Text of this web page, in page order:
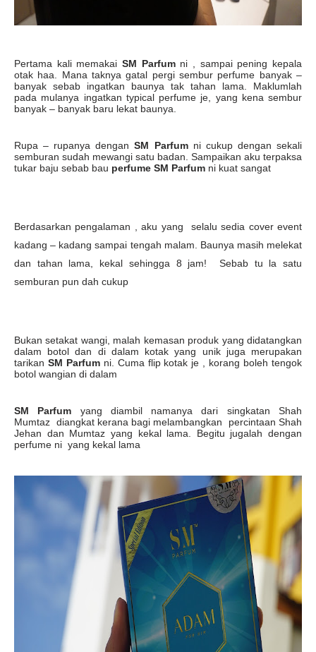
Pertama kali memakai SM Parfumni , sampai pening kepala
otak haa. Mana taknya gatal pergi sembur perfume banyak –
banyak sebab ingatkan baunya tak tahan lama. Maklumlah
pada mulanya ingatkan typical perfume je, yang kena sembur
banyak – banyak baru lekat baunya.
Rupa – rupanya denganSM Parfum ni cukup dengan sekali
semburan sudah mewangi satu badan. Sampaikan aku terpaksa
tukar baju sebab bau perfume SM Parfum ni kuat sangat
Berdasarkan pengalaman , aku yang
selalu sedia cover event
kadang – kadang sampai tengah malam. Baunya masih melekat
dan tahan lama, kekal sehingga 8 jam!
Sebab tu la satu
semburan pun dah cukup
Bukan setakat wangi, malah kemasan produk yang didatangkan
dalam botol dan di dalam kotak yang unik juga merupakan
tarikan SM Parfum ni. Cuma flip kotak je , korang boleh tengok
botol wangian di dalam
SM Parfum yang diambil namanya dari singkatan Shah
Mumtaz diangkat kerana bagi melambangkan percintaan Shah
Jehan dan Mumtaz yang kekal lama. Begitu jugalah dengan
perfume ni yang kekal lama